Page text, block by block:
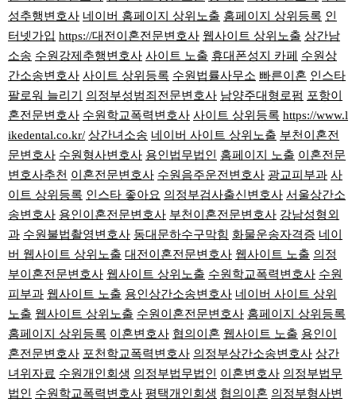
성추행변호사 네이버 홈페이지 상위노출 홈페이지 상위등록 인
터넷가입 https://대전이혼전문변호사 웹사이트 상위노출 상간남
소송 수원강제추행변호사 사이트 노출 휴대폰성지 카페
수원상
간소송변호사 사이트 상위등록 수원법률사무소 빠른이혼 인스타
팔로워 늘리기
의정부성범죄전문변호사 남양주대형로펌 포항이
혼전문변호사 수원학교폭력변호사 사이트 상위등록 https://www.l
ikedental.co.kr/ 상간녀소송 네이버 사이트 상위노출 부천이혼전
문변호사 수원형사변호사 용인법무법인 홈페이지 노출 이혼전문
변호사추천 이혼전문변호사 수원음주운전변호사 광교피부과 사
이트 상위등록 인스타 좋아요 의정부검사출신변호사 서울상간소
송변호사 용인이혼전문변호사 부천이혼전문변호사 강남성형외
과 수원불법촬영변호사 동대문하수구막힘 화물운송자격증 네이
버 웹사이트 상위노출 대전이혼전문변호사 웹사이트 노출 의정
부이혼전문변호사 웹사이트 상위노출 수원학교폭력변호사 수원
피부과 웹사이트 노출 용인상간소송변호사 네이버 사이트 상위
노출 웹사이트 상위노출 수원이혼전문변호사 홈페이지 상위등록
홈페이지 상위등록 이혼변호사 협의이혼 웹사이트 노출 용인이
혼전문변호사 포천학교폭력변호사 의정부상간소송변호사 상간
녀위자료 수원개인회생 의정부법무법인 이혼변호사 의정부법무
법인
수원학교폭력변호사 평택개인회생 협의이혼 의정부형사변